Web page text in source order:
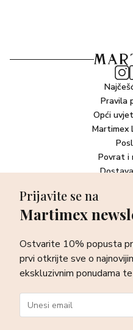
Pravila
Opći
Martimex
Povrat i
Newsletter
sve o najnovijim proizvodima,
ponudama te posebnim
Prijavite se na
Martimex
Ostvarite 10% popusta
prvi otkrijte sve o
ekskluzivnim ponudama